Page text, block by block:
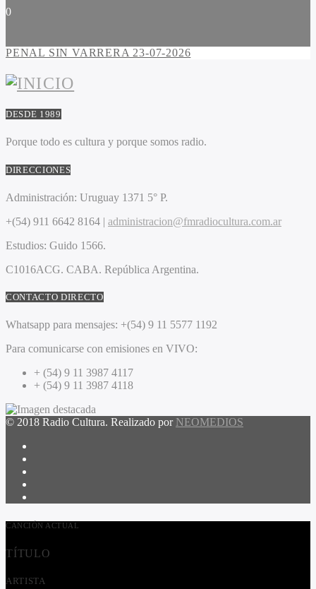
0
PENAL SIN VARRERA 23-07-2026
DESDE 1989
Porque todo es cultura y porque somos radio.
DIRECCIONES
Administración: Uruguay 1371 5° P.
+(54) 911 6642 8164 | administracion@fmradiocultura.com.ar
Estudios: Guido 1566.
C1016ACG. CABA. República Argentina.
CONTACTO DIRECTO
Whatsapp para mensajes: +(54) 9 11 5577 1192
Para comunicarse con emisiones en VIVO:
+ (54) 9 11 3987 4117
+ (54) 9 11 3987 4118
© 2018 Radio Cultura. Realizado por NEOMEDIOS
CANCIÓN ACTUAL
TÍTULO
ARTISTA